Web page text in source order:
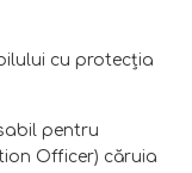
cu protecţia
pentru
Officer) căruia